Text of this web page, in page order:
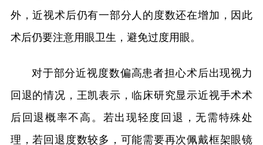
外，近视术后仍有一部分人的度数还在增加，因此
术后仍要注意用眼卫生，避免过度用眼。
对于部分近视度数偏高患者担心术后出现视力
回退的情况，王凯表示，临床研究显示近视手术术
后回退概率不高。若出现轻度回退，无需特殊处
理，若回退度数较多，可能需要再次佩戴框架眼镜